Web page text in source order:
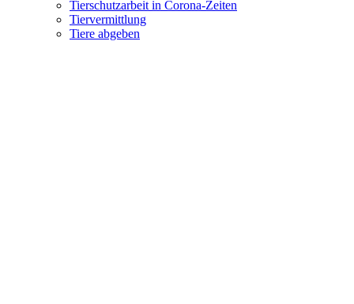
Tierschutzarbeit in Corona-Zeiten
Tiervermittlung
Tiere abgeben